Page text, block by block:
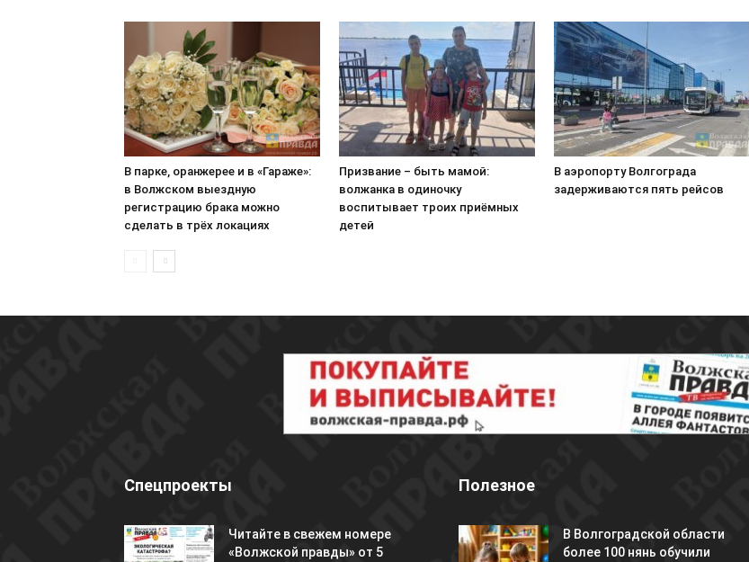
В парке, оранжерее и в «Гараже»:
в Волжском выездную
регистрацию брака можно
сделать в трёх локациях
Призвание – быть мамой:
волжанка в одиночку
воспитывает троих приёмных
детей
В аэропорту Волгограда
задерживаются пять рейсов
Спецпроекты
Читайте в свежем номере
«Волжской правды» от 5
Полезное
В Волгоградской области
более 100 нянь обучили